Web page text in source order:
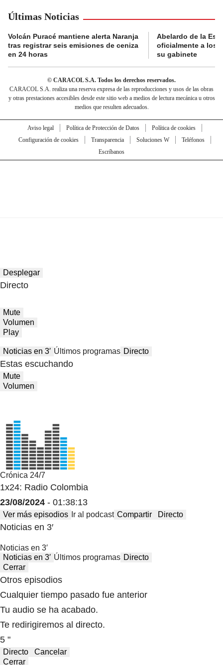
Últimas Noticias
Volcán Puracé mantiene alerta Naranja
tras registrar seis emisiones de ceniza
en 24 horas
Abelardo de la
oficialmente a los
su gabinete
© CARACOL S.A. Todos los derechos reservados.
CARACOL S.A. realiza una reserva expresa de las reproducciones y usos de las obras
y otras prestaciones accesibles desde este sitio web a medios de lectura mecánica u otros
medios que resulten adecuados.
Aviso legal Política de Protección de Datos
Política de cookies
Configuración de cookies
Transparencia Soluciones W
Teléfonos
Escríbanos
Desplegar
Directo
Mute
Volumen
Play
Noticias en 3′ Últimos programas Directo
Estas escuchando
Mute
Volumen
Crónica 24/7
1x24: Radio Colombia
23/08/2024 - 01:38:13
Ver más episodios Ir al podcast Compartir Directo
Noticias en 3′
Noticias en 3′
Noticias en 3′ Últimos programas Directo
Cerrar
Otros episodios
Cualquier tiempo pasado fue anterior
Tu audio se ha acabado.
Te redirigiremos al directo.
5 "
Directo
Cancelar
Cerrar